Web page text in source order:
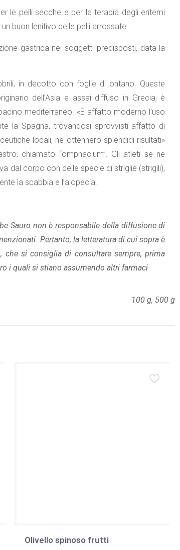
le pelli secche e per la terapia degli eritemi
buon lenitivo delle pelli arrossate.
gastrica nei soggetti predisposti, data la
in decotto con foglie di ontano. Queste
dell’Asia e assai diffuso in Grecia, è
mediterraneo. «È affatto moderno l’uso
la Spagna, trovandosi sprovvisti affatto di
locali, ne ottennero splendidi risultati»
chiamato “omphacium”. Gli atleti se ne
dal corpo con delle specie di striglie (strigili),
la scabbia e l’alopecia.
Sauro non è responsabile della diffusione di
Pertanto, la letteratura di cui sopra è
si consiglia di consultare sempre, prima
i quali si stiano assumendo altri farmaci
100 g, 500 g
Olivello spinoso frutti